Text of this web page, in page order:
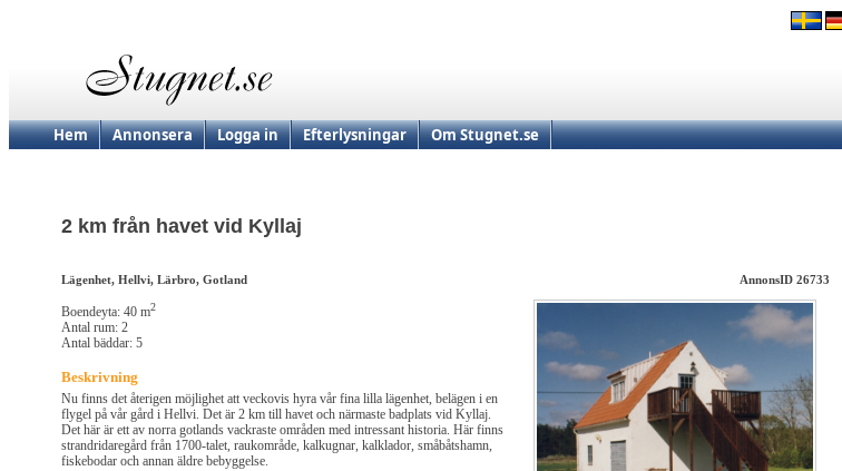
Hem Annonsera Logga in Efterlysningar Om Stugnet.se
2 km från havet vid Kyllaj
Lägenhet, Hellvi, Lärbro, Gotland AnnonsID 26733
Boendeyta: 40 m2
Antal rum: 2
Antal bäddar: 5
Beskrivning
Nu finns det återigen möjlighet att veckovis hyra vår fina lilla lägenhet, belägen i en
flygel på vår gård i Hellvi. Det är 2 km till havet och närmaste badplats vid Kyllaj.
Det här är ett av norra gotlands vackraste områden med intressant historia. Här finns
strandridaregård från 1700-talet, raukområde, kalkugnar, kalklador, småbåtshamn,
fiskebodar och annan äldre bebyggelse.